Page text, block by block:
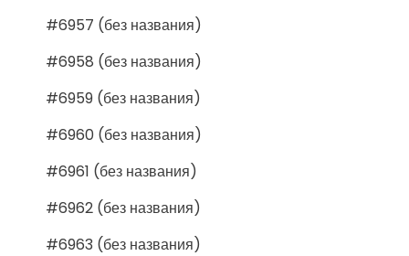
#6957 (без названия)
#6958 (без названия)
#6959 (без названия)
#6960 (без названия)
#6961 (без названия)
#6962 (без названия)
#6963 (без названия)